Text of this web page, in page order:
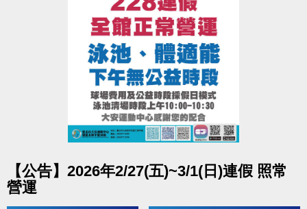
• 體適能使用須滿16歲(含)以上，進場請遵守泳池、體適能場館管理規
範，違者恕不得入場。
• 體適能每人每次進場限時1小時，超過使用時間請出場後重新排隊，
如逾時未出場重排或票券遺失， 將依場館規定補票。
【公告】2026年2/27(五)~3/1(日)連假 照常
營運